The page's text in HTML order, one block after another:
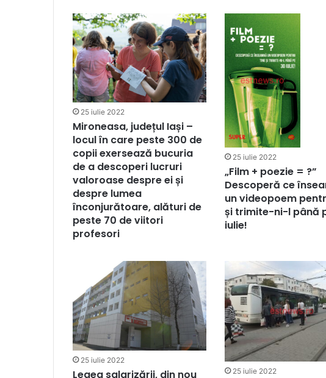
25 iulie 2022
Mironeasa, județul Iași –
locul în care peste 300 de
copii exersează bucuria
de a descoperi lucruri
valoroase despre ei și
despre lumea
înconjurătoare, alături de
peste 70 de viitori
profesori
25 iulie 2022
„Film + poezie = ?”
Descoperă ce
un videopoem
și trimite-ni-l până
iulie!
25 iulie 2022
Legea salarizării, din nou 25 iulie 2022